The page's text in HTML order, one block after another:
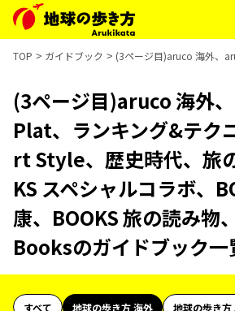
TOP ガイドブック (3ページ目)aruco 海外、
(3ページ目)aruco 海外
Plat、ランキング&テク
rt Style、歴史時代、旅
KS スペシャルコラボ、
康、BOOKS 旅の読み物
Booksのガイドブック一
すべて 地球の歩き方 海外
地球の歩き方